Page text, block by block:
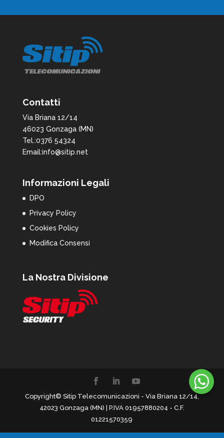
Contatti
Via Briana 12/14
46023 Gonzaga (MN)
Tel.:0376 54324
Email:info@sitip.net
Informazioni Legali
DPO
Privacy Policy
Cookies Policy
Modifica Consensi
La Nostra Divisione
Copyright© Sitip Telecomunicazioni - Via Briana 12/14,
42023 Gonzaga (MN) | P.IVA 01957880204 - C.F.
01221570359